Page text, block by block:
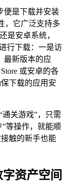
便是下载并安装
，它广泛支持多
是安卓系统，
行下载：一是访
最新版本的应
或安卓的各
下载的应用安
关游戏”，只需
等操作，就能顺
触的新手也能
资产空间